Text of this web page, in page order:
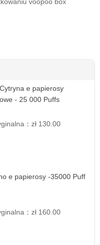
voopoo box
e papierosy
- 25 000 Puffs
：zł 130.00
e papierosy -35000 Puff
：zł 160.00